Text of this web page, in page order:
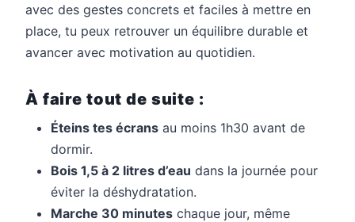
avec des gestes concrets et faciles à mettre en
place, tu peux retrouver un équilibre durable et
avancer avec motivation au quotidien.
À faire tout de suite :
Éteins tes écrans au moins 1h30 avant de
dormir.
Bois 1,5 à 2 litres d’eau dans la journée pour
éviter la déshydratation.
Marche 30 minutes chaque jour, même